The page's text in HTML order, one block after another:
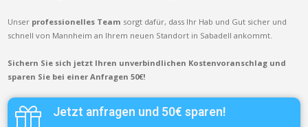
Unser professionelles Team sorgt dafür, dass Ihr Hab und Gut sicher und
schnell von Mannheim an Ihrem neuen Standort in Sabadell ankommt.
Sichern Sie sich jetzt Ihren unverbindlichen Kostenvoranschlag und
sparen Sie bei einer Anfragen 50€!
Jetzt anfragen und 50€ sparen!